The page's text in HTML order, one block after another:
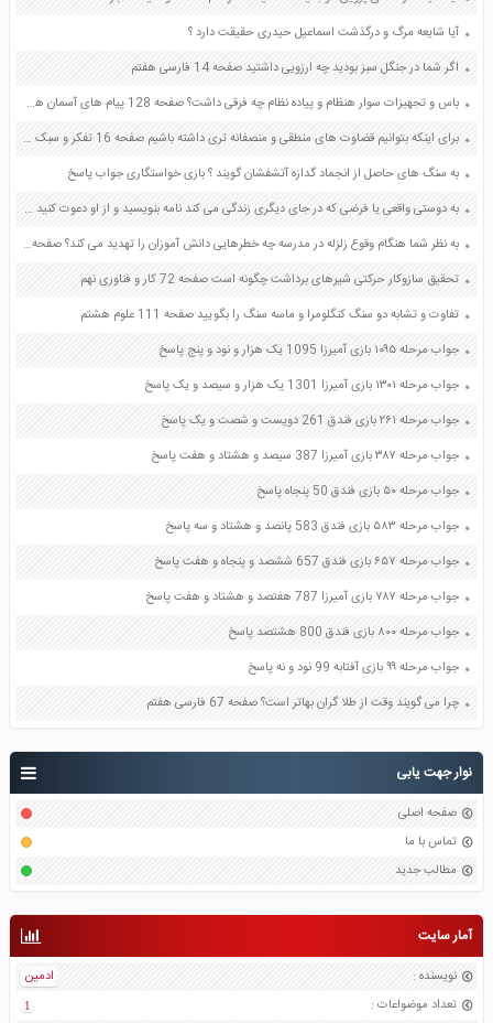
نوار جهت یابی
صفحه اصلی
تماس با ما
مطالب جدید
آمار سایت
نویسنده :
ادمین
تعداد موضواعات :
1
آیا شایعه مرگ و درگذشت اسماعیل حیدری حقیقت دارد ؟
اگر شما در جنگل سبز بودید چه ارزویی داشتید صفحه 14 فارسی هفتم
باس و تجهیزات سوار هنظام و پیاده نظام چه فرقی داشت؟ صفحه 128 پیام های آسمان هفتم
برای اینکه بتوانیم قضاوت های منطقی و منصفانه تری داشته باشیم صفحه 16 تفکر و سبک زندگی هفتم
به سنگ های حاصل از انجماد گدازه آتشفشان گویند ؟ بازی خواستگاری جواب پاسخ
به دوستی واقعی یا فرضی که در جای دیگری زندگی می کند نامه بنویسید و از او دعوت کنید به شهر یا روستای شما سفر کند صفحه 30 مطالعات اجتماعی چهارم
به نظر شما هنگام وقوع زلزله در مدرسه چه خطرهایی دانش آموزان را تهدید می کند؟ صفحه 98 آمادگی دفاعی نهم
تحقیق سازوکار حرکتی شیرهای برداشت چگونه است صفحه 72 کار و فناوری نهم
تفاوت و تشابه دو سنگ کنگلومرا و ماسه سنگ را بگویید صفحه 111 علوم هشتم
جواب مرحله ۱۰۹۵ بازی آمیرزا 1095 یک هزار و نود و پنج پاسخ
جواب مرحله ۱۳۰۱ بازی آمیرزا 1301 یک هزار و سیصد و یک پاسخ
جواب مرحله ۲۶۱ بازی فندق 261 دویست و شصت و یک پاسخ
جواب مرحله ۳۸۷ بازی آمیرزا 387 سیصد و هشتاد و هفت پاسخ
جواب مرحله ۵۰ بازی فندق 50 پنجاه پاسخ
جواب مرحله ۵۸۳ بازی فندق 583 پانصد و هشتاد و سه پاسخ
جواب مرحله ۶۵۷ بازی فندق 657 ششصد و پنجاه و هفت پاسخ
جواب مرحله ۷۸۷ بازی آمیرزا 787 هفتصد و هشتاد و هفت پاسخ
جواب مرحله ۸۰۰ بازی فندق 800 هشتصد پاسخ
جواب مرحله ۹۹ بازی آفتابه 99 نود و نه پاسخ
چرا می گویند وقت از طلا گران بهاتر است؟ صفحه 67 فارسی هفتم